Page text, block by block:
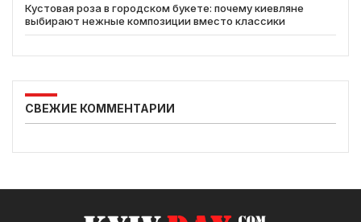
Кустовая роза в городском букете: почему киевляне
выбирают нежные композиции вместо классики
СВЕЖИЕ КОММЕНТАРИИ